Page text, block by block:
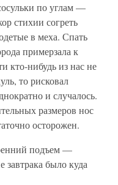
по углам —
стихии согреть
в меха. Спать
примерзала к
кто-нибудь из нас не
то рисковал
и случалось.
размеров нос
осторожен.
подъем —
завтрака было куда